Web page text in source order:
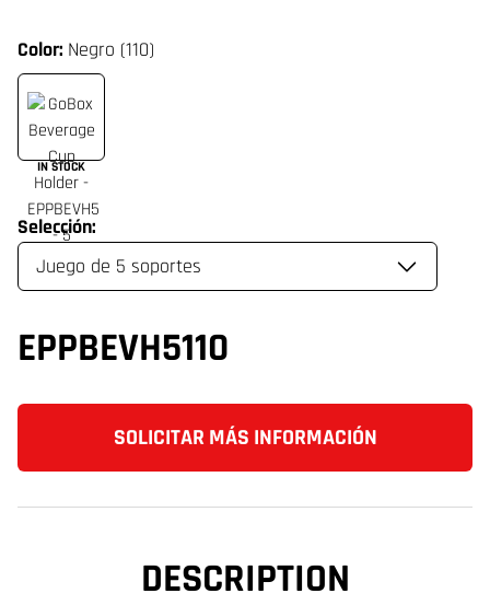
Color: Negro (110)
IN STOCK
Selección:
EPPBEVH5110
SOLICITAR MÁS INFORMACIÓN
DESCRIPTION